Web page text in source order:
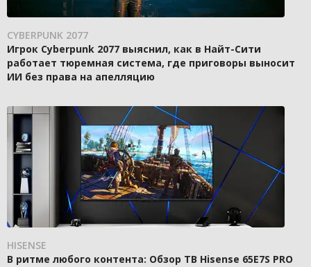
CYBERPUNK 2077
Игрок Cyberpunk 2077 выяснил, как в Найт-Сити
работает тюремная система, где приговоры выносит
ИИ без права на апелляцию
HISENSE
В ритме любого контента: Обзор ТВ Hisense 65E7S PRO